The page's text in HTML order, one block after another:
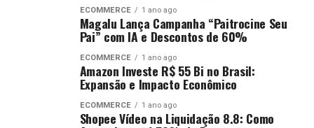
ECOMMERCE 1 ano ago
Magalu Lança Campanha “Paitrocine Seu
Pai” com IA e Descontos de 60%
ECOMMERCE 1 ano ago
Amazon Investe R$ 55 Bi no Brasil:
Expansão e Impacto Econômico
ECOMMERCE 1 ano ago
Shopee Vídeo na Liquidação 8.8: Como